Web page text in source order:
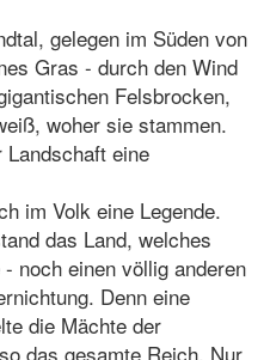
gelegen im Süden von
Gras - durch den Wind
Felsbrocken,
woher sie stammen.
eine
im Volk eine Legende.
das Land, welches
noch einen völlig anderen
Denn eine
die Mächte der
das gesamte Reich. Nur